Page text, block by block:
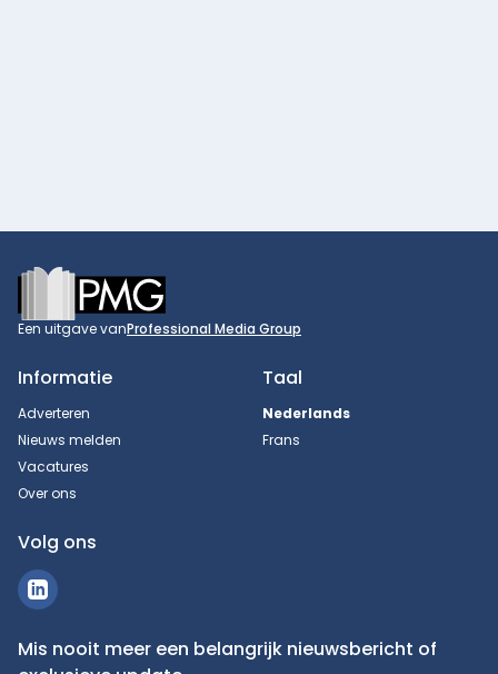
Footer
Een uitgave vanProfessional Media Group
Informatie
Adverteren
Nieuws melden
Vacatures
Over ons
Taal
Nederlands
Frans
Volg ons
Mis nooit meer een belangrijk nieuwsbericht of